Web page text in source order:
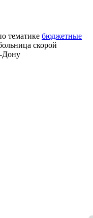
тематике бюджетные
скорой
Дону